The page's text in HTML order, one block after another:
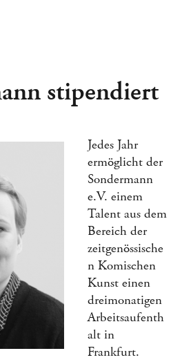
Tage Stunden
stipendiert
Jedes Jahr
ermöglicht der
Sondermann
e.V. einem
Talent aus dem
Bereich der
zeitgenössische
n Komischen
Kunst einen
dreimonatigen
Arbeitsaufenth
alt in
Frankfurt.